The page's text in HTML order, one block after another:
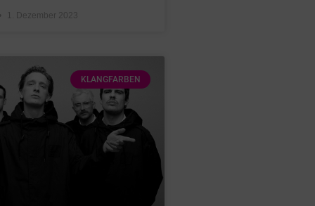
1. Dezember 2023
KLANGFARBEN